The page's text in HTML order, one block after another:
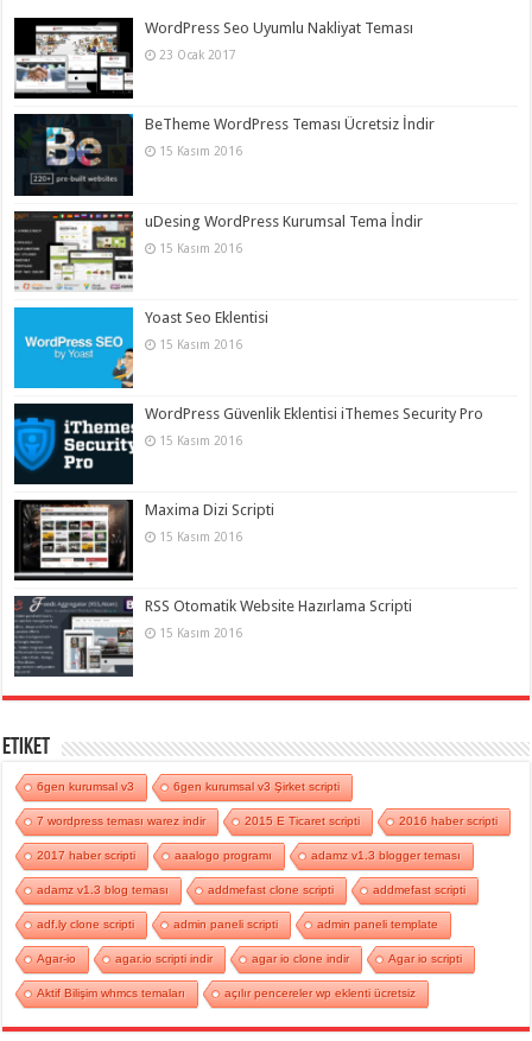
WordPress Seo Uyumlu Nakliyat Teması
23 Ocak 2017
BeTheme WordPress Teması Ücretsiz İndir
15 Kasım 2016
uDesing WordPress Kurumsal Tema İndir
15 Kasım 2016
Yoast Seo Eklentisi
15 Kasım 2016
WordPress Güvenlik Eklentisi iThemes Security Pro
15 Kasım 2016
Maxima Dizi Scripti
15 Kasım 2016
RSS Otomatik Website Hazırlama Scripti
15 Kasım 2016
Etiket
6gen kurumsal v3 6gen kurumsal v3 Şirket scripti
7 wordpress teması warez indir 2015 E Ticaret scripti 2016 haber scripti
2017 haber scripti aaalogo programı adamz v1.3 blogger teması
adamz v1.3 blog teması addmefast clone scripti addmefast scripti
adf.ly clone scripti admin paneli scripti admin paneli template
Agar-io agar.io scripti indir agar io clone indir Agar io scripti
Aktif Bilişim whmcs temaları açılır pencereler wp eklenti ücretsiz